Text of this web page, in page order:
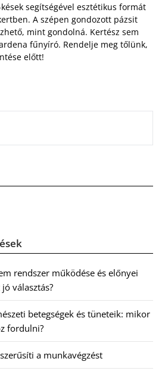
segítségével esztétikus formát
A szépen gondozott pázsit
mint gondolná. Kertész sem
fűnyíró. Rendelje meg tőlünk,
előtt!
rendszer működése és előnyei
választás?
betegségek és tüneteik: mikor
fordulni?
a munkavégzést